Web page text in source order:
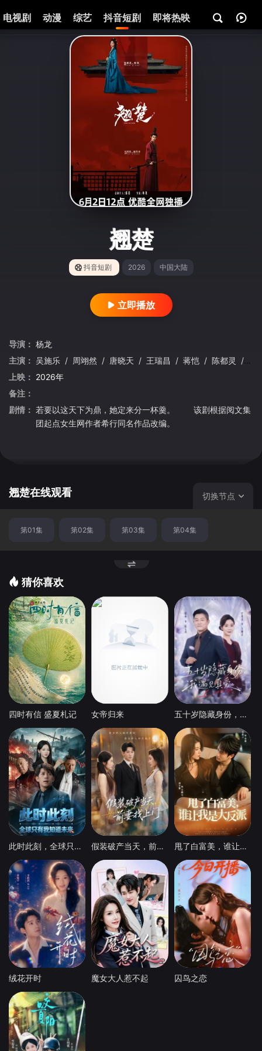
电视剧 动漫 综艺 抖音短剧 即将热映 资讯
翘楚
抖音短剧 2026 中国大陆
立即播放
导演： 杨龙
主演： 吴施乐 / 周翊然 / 唐晓天 / 王瑞昌 / 蒋恺 / 陈都灵 /
上映： 2026年
备注：
剧情： 若要以这天下为鼎，她定来分一杯羹。 该剧根据阅文集
团起点女生网作者希行同名作品改编。
翘楚在线观看 切换节点
第01集 第02集 第03集 第04集
猜你喜欢
四时有信 盛夏札记 女帝归来 五十岁隐藏身份，我遇见真爱
此时此刻，全球只有我知道未来 假装破产当天，前妻找上门 甩了白富美，谁让我是大反派
绒花开时 魔女大人惹不起 囚鸟之恋